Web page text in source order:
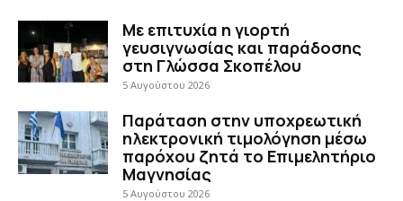
Με επιτυχία η γιορτή
γευσιγνωσίας και παράδοσης
στη Γλώσσα Σκοπέλου
5 Αυγούστου 2026
Παράταση στην υποχρεωτική
ηλεκτρονική τιμολόγηση μέσω
παρόχου ζητά το Επιμελητήριο
Μαγνησίας
5 Αυγούστου 2026